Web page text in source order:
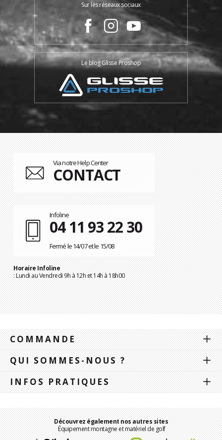
Sur les réseaux sociaux
Le blog Glisse Proshop
Via notre Help Center
CONTACT
Infoline
04 11 93 22 30
Fermé le 14/07 et le 15/08
Horaire Infoline
: Lundi au Vendredi 9h à 12h et 14h à 18h00
COMMANDE
QUI SOMMES-NOUS ?
INFOS PRATIQUES
Découvrez également nos autres sites
Équipement montagne et matériel de golf